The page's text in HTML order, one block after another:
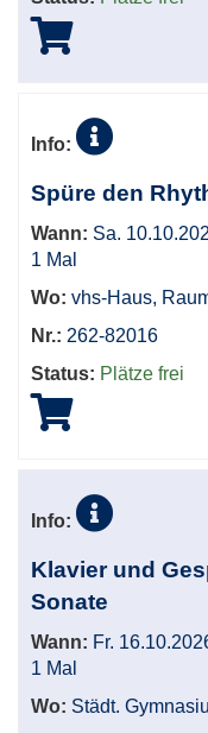
Info:
Spüre den
Wann: Sa.
1 Mal
Wo: vhs-Haus,
Nr.: 262-82016
Status: Plätze frei
Info:
Klavier und
Sonate
Wann: Fr.
1 Mal
Wo: Städt.